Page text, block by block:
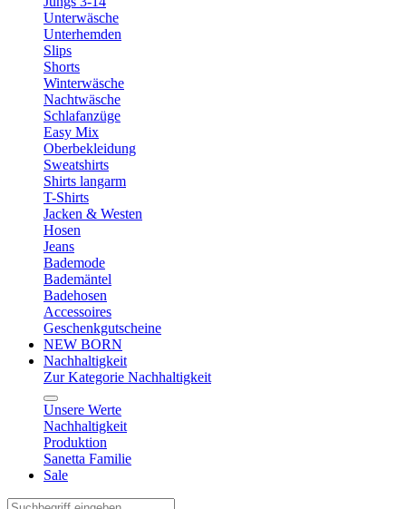
Unterwäsche
Unterhemden
Slips
Shorts
Winterwäsche
Nachtwäsche
Schlafanzüge
Easy Mix
Oberbekleidung
Sweatshirts
Shirts langarm
T-Shirts
Jacken & Westen
Hosen
Jeans
Bademode
Bademäntel
Badehosen
Accessoires
Geschenkgutscheine
NEW BORN
Nachhaltigkeit
Zur Kategorie Nachhaltigkeit
Unsere Werte
Nachhaltigkeit
Produktion
Sanetta Familie
Sale